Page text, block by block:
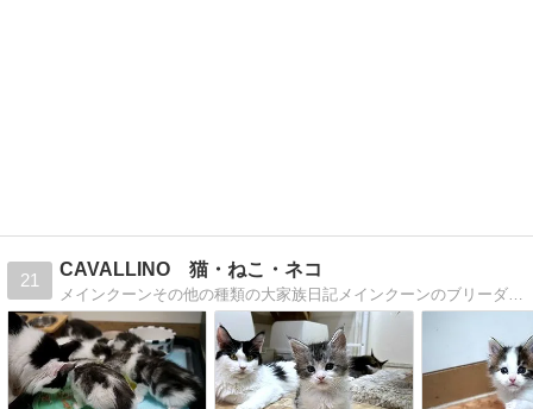
21
CAVALLINO 猫・ねこ・ネコ
メインクーンその他の種類の大家族日記メインクーンのブリーダーをしています。